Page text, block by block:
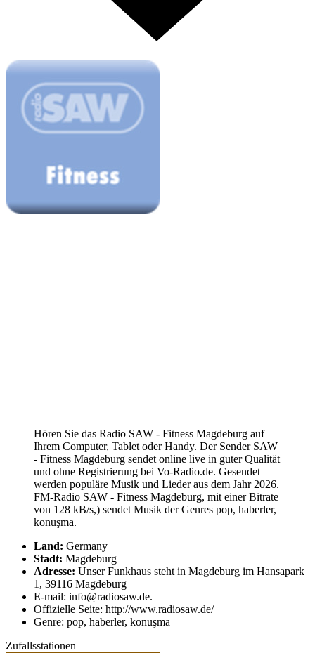
Hören Sie das Radio SAW - Fitness Magdeburg auf
Ihrem Computer, Tablet oder Handy. Der Sender SAW
- Fitness Magdeburg sendet online live in guter Qualität
und ohne Registrierung bei Vo-Radio.de. Gesendet
werden populäre Musik und Lieder aus dem Jahr 2026.
FM-Radio SAW - Fitness Magdeburg, mit einer Bitrate
von 128 kB/s,) sendet Musik der Genres pop, haberler,
konuşma.
Land: Germany
Stadt: Magdeburg
Adresse: Unser Funkhaus steht in Magdeburg im Hansapark
1, 39116 Magdeburg
E-mail: info@radiosaw.de.
Offizielle Seite: http://www.radiosaw.de/
Genre: pop, haberler, konuşma
Zufallsstationen